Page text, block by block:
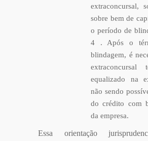
extraconcursal,
sobre bem de
o período de
4 . Após o
blindagem, é
extraconcursal
equalizado na
não sendo
do crédito com
da empresa.
Essa orientação